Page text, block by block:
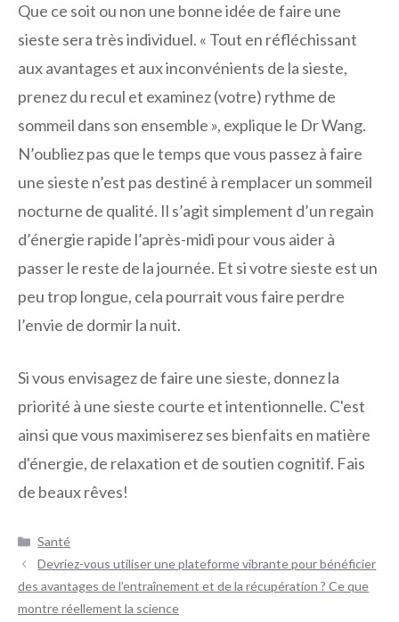
Que ce soit ou non une bonne idée de faire une
sieste sera très individuel. « Tout en réfléchissant
aux avantages et aux inconvénients de la sieste,
prenez du recul et examinez (votre) rythme de
sommeil dans son ensemble », explique le Dr Wang.
N’oubliez pas que le temps que vous passez à faire
une sieste n’est pas destiné à remplacer un sommeil
nocturne de qualité. Il s’agit simplement d’un regain
d’énergie rapide l’après-midi pour vous aider à
passer le reste de la journée. Et si votre sieste est un
peu trop longue, cela pourrait vous faire perdre
l’envie de dormir la nuit.
Si vous envisagez de faire une sieste, donnez la
priorité à une sieste courte et intentionnelle. C'est
ainsi que vous maximiserez ses bienfaits en matière
d'énergie, de relaxation et de soutien cognitif. Fais
de beaux rêves!
Catégories
Santé
Navigation
des
Devriez-vous utiliser une plateforme vibrante pour bénéficier
des avantages de l’entraînement et de la récupération ? Ce que
montre réellement la science